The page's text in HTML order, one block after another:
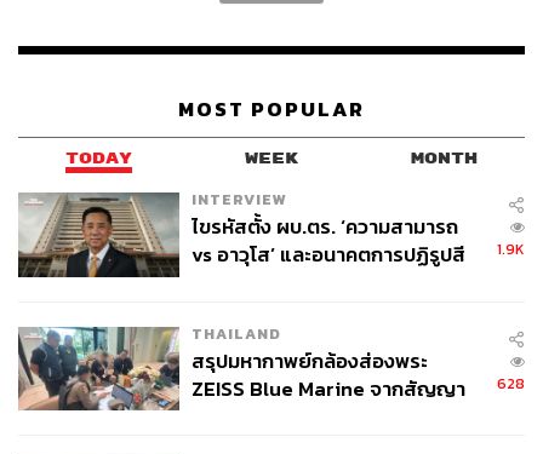
MOST POPULAR
TODAY WEEK MONTH
INTERVIEW
ไขรหัสตั้ง ผบ.ตร. ‘ความสามารถ
vs อาวุโส’ และอนาคตการปฏิรูปสี
1.9K
THAILAND
สรุปมหากาพย์กล้องส่องพระ
ZEISS Blue Marine จากสัญญา
628